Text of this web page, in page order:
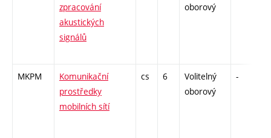
zpracování
akustických
signálů
oborový
MKPM
Komunikační
prostředky
mobilních sítí
cs 6
Volitelný
oborový
-